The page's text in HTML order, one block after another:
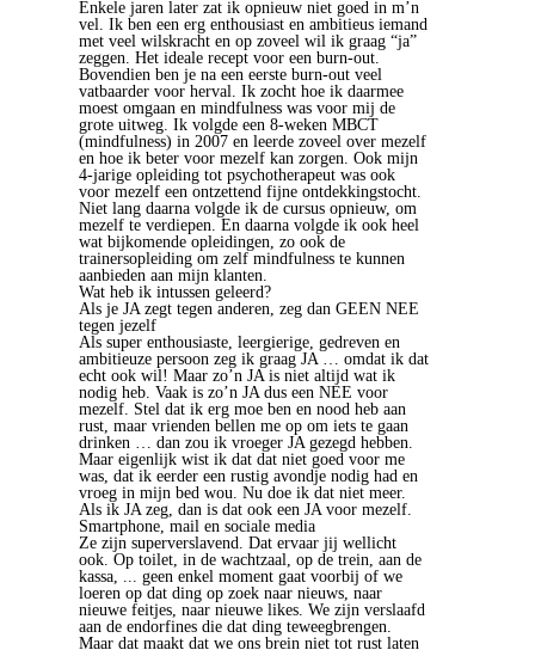
Enkele jaren later zat ik opnieuw niet goed in m’n
vel. Ik ben een erg enthousiast en ambitieus iemand
met veel wilskracht en op zoveel wil ik graag “ja”
zeggen. Het ideale recept voor een burn-out.
Bovendien ben je na een eerste burn-out veel
vatbaarder voor herval. Ik zocht hoe ik daarmee
moest omgaan en mindfulness was voor mij de
grote uitweg. Ik volgde een 8-weken MBCT
(mindfulness) in 2007 en leerde zoveel over mezelf
en hoe ik beter voor mezelf kan zorgen. Ook mijn
4-jarige opleiding tot psychotherapeut was ook
voor mezelf een ontzettend fijne ontdekkingstocht.
Niet lang daarna volgde ik de cursus opnieuw, om
mezelf te verdiepen. En daarna volgde ik ook heel
wat bijkomende opleidingen, zo ook de
trainersopleiding om zelf mindfulness te kunnen
aanbieden aan mijn klanten.
Wat heb ik intussen geleerd?
Als je JA zegt tegen anderen, zeg dan GEEN NEE
tegen jezelf
Als super enthousiaste, leergierige, gedreven en
ambitieuze persoon zeg ik graag JA … omdat ik dat
echt ook wil! Maar zo’n JA is niet altijd wat ik
nodig heb. Vaak is zo’n JA dus een NEE voor
mezelf. Stel dat ik erg moe ben en nood heb aan
rust, maar vrienden bellen me op om iets te gaan
drinken … dan zou ik vroeger JA gezegd hebben.
Maar eigenlijk wist ik dat dat niet goed voor me
was, dat ik eerder een rustig avondje nodig had en
vroeg in mijn bed wou. Nu doe ik dat niet meer.
Als ik JA zeg, dan is dat ook een JA voor mezelf.
Smartphone, mail en sociale media
Ze zijn superverslavend. Dat ervaar jij wellicht
ook. Op toilet, in de wachtzaal, op de trein, aan de
kassa, ... geen enkel moment gaat voorbij of we
loeren op dat ding op zoek naar nieuws, naar
nieuwe feitjes, naar nieuwe likes. We zijn verslaafd
aan de endorfines die dat ding teweegbrengen.
Maar dat maakt dat we ons brein niet tot rust laten